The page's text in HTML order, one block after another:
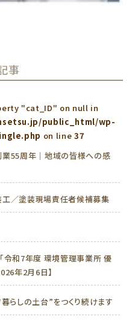
事
"cat_ID" on null in
public_html/wp-
on line 37
業55周年｜地域の皆様への感
工／塗装現場責任者候補募集
「令和7年度 環境管理事業所 優
年2月6日】
らしの土台”をつくり続けます